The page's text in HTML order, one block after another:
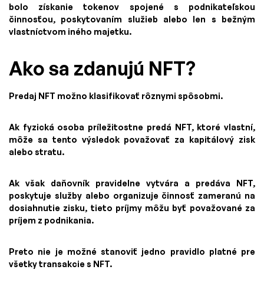
bolo získanie tokenov spojené s podnikateľskou
činnosťou, poskytovaním služieb alebo len s bežným
vlastníctvom iného majetku.
Ako sa zdanujú NFT?
Predaj NFT možno klasifikovať rôznymi spôsobmi.
Ak fyzická osoba príležitostne predá NFT, ktoré vlastní,
môže sa tento výsledok považovať za kapitálový zisk
alebo stratu.
Ak však daňovník pravidelne vytvára a predáva NFT,
poskytuje služby alebo organizuje činnosť zameranú na
dosiahnutie zisku, tieto príjmy môžu byť považované za
príjem z podnikania.
Preto nie je možné stanoviť jedno pravidlo platné pre
všetky transakcie s NFT.